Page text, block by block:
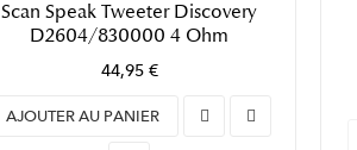
Scan Speak Tweeter Discovery
D2604/830000 4 Ohm
44,95 €
AJOUTER AU PANIER